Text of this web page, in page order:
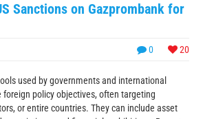
Sanctions on Gazprombank for
0 20
used by governments and international
policy objectives, often targeting
or entire countries. They can include asset